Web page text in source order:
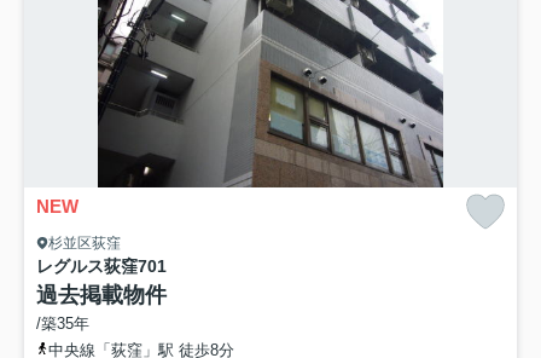
NEW
杉並区荻窪
レグルス荻窪701
過去掲載物件
/築35年
中央線「荻窪」駅 徒歩8分